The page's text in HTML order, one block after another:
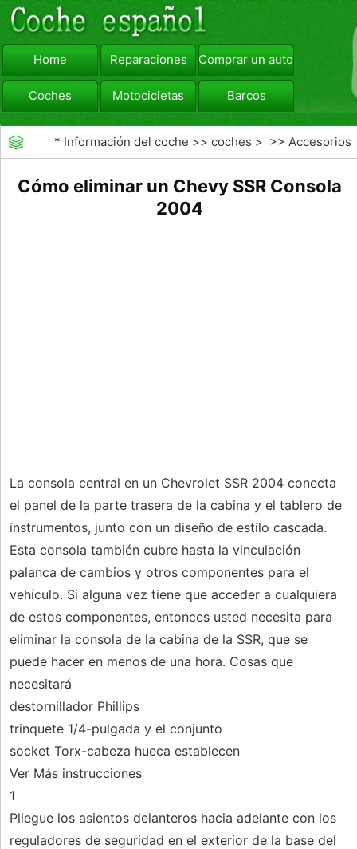
Home Reparaciones Comprar un automóvil
Coches Motocicletas Barcos
viajar Camiones
* Información del coche >>coches > >>Accesorios
Cómo eliminar un Chevy SSR Consola
2004
La consola central en un Chevrolet SSR 2004 conecta
el panel de la parte trasera de la cabina y el tablero de
instrumentos, junto con un diseño de estilo cascada.
Esta consola también cubre hasta la vinculación
palanca de cambios y otros componentes para el
vehículo. Si alguna vez tiene que acceder a cualquiera
de estos componentes, entonces usted necesita para
eliminar la consola de la cabina de la SSR, que se
puede hacer en menos de una hora. Cosas que
necesitará
destornillador Phillips
trinquete 1/4-pulgada y el conjunto
socket Torx-cabeza hueca establecen
Ver Más instrucciones
1
Pliegue los asientos delanteros hacia adelante con los
reguladores de seguridad en el exterior de la base del